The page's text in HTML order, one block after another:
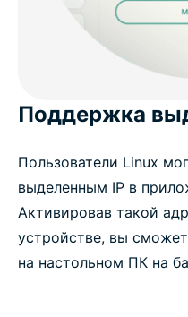
Поддержка
Пользователи Linux
выделенным IP в
Активировав такой
устройстве, вы
на настольном ПК на